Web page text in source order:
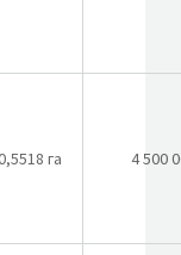
га 4 500